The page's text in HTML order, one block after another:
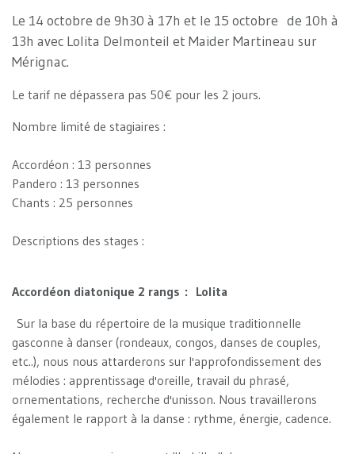
Le 14 octobre de 9h30 à 17h et le 15 octobre de 10h à
13h avec Lolita Delmonteil et Maider Martineau sur
Mérignac.
Le tarif ne dépassera pas 50€ pour les 2 jours.
Nombre limité de stagiaires :
Accordéon : 13 personnes
Pandero : 13 personnes
Chants : 25 personnes
Descriptions des stages :
Accordéon diatonique 2 rangs : Lolita
Sur la base du répertoire de la musique traditionnelle
gasconne à danser (rondeaux, congos, danses de couples,
etc..), nous nous attarderons sur l'approfondissement des
mélodies : apprentissage d'oreille, travail du phrasé,
ornementations, recherche d'unisson. Nous travaillerons
également le rapport à la danse : rythme, énergie, cadence.